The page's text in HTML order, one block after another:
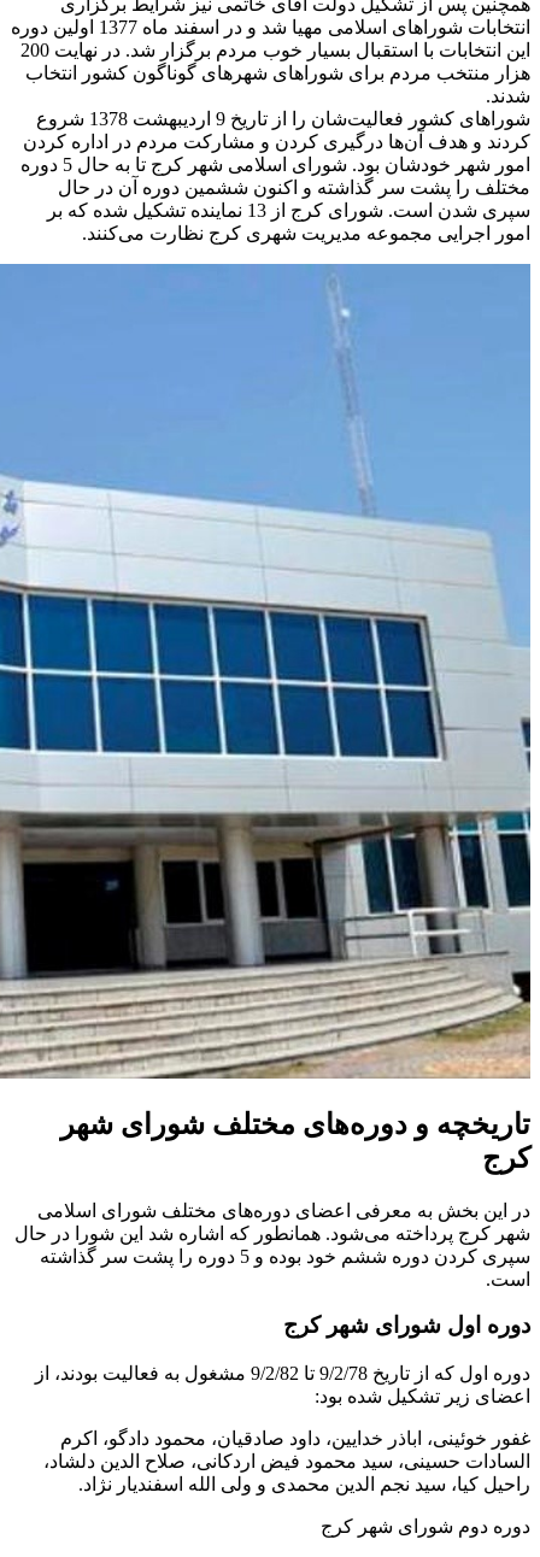
انتخابات شوراهای اسلامی مهیا شد و در اسفند ماه 1377 اولین دوره
این انتخابات با استقبال بسیار خوب مردم برگزار شد. در نهایت 200
هزار منتخب مردم برای شوراهای شهرهای گوناگون کشور انتخاب
شدند.
شوراهای کشور فعالیت‌شان را از تاریخ 9 اردیبهشت 1378 شروع
کردند و هدف آن‌ها درگیری کردن و مشارکت مردم در اداره کردن
امور شهر خودشان بود. شورای اسلامی شهر کرج تا به حال 5 دوره
مختلف را پشت سر گذاشته و اکنون ششمین دوره آن در حال
سپری شدن است. شورای کرج از 13 نماینده تشکیل شده که بر
امور اجرایی مجموعه مدیریت شهری کرج نظارت می‌کنند.
تاریخچه و دوره‌های مختلف شورای شهر
کرج
در این بخش به معرفی اعضای دوره‌های مختلف شورای اسلامی
شهر کرج پرداخته می‌شود. همانطور که اشاره شد این شورا در حال
سپری کردن دوره ششم خود بوده و 5 دوره را پشت سر گذاشته
است.
دوره اول شورای شهر کرج
دوره اول که از تاریخ 9/2/78 تا 9/2/82 مشغول به فعالیت بودند، از
اعضای زیر تشکیل شده بود:
غفور خوئینی، اباذر خدایین، داود صادقیان، محمود دادگو، اکرم
السادات حسینی، سید محمود فیض اردکانی، صلاح الدین دلشاد،
راحیل کیا، سید نجم الدین محمدی و ولی الله اسفندیار نژاد.
دوره دوم شورای شهر کرج